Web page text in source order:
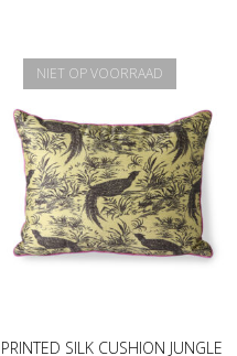
NIET OP VOORRAAD
PRINTED SILK CUSHION JUNGLE